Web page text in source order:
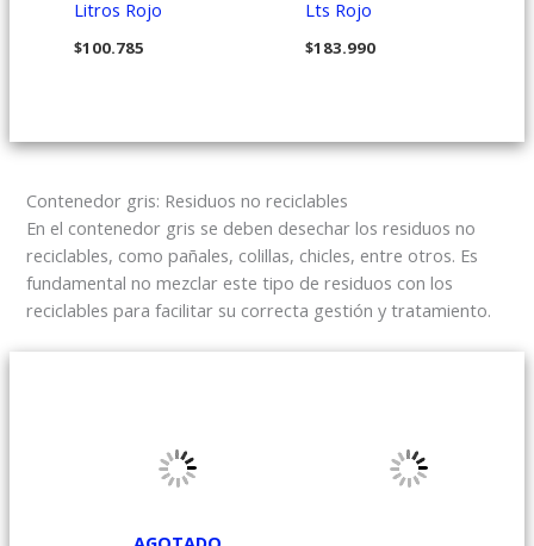
Litros Rojo
$100.785
Lts Rojo
$183.990
Contenedor gris: Residuos no reciclables
En el contenedor gris se deben desechar los residuos no
reciclables, como pañales, colillas, chicles, entre otros. Es
fundamental no mezclar este tipo de residuos con los
reciclables para facilitar su correcta gestión y tratamiento.